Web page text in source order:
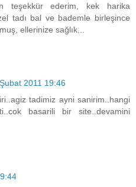
teşekkür ederim, kek harika
tadı bal ve bademle birleşince
ellerinize sağlık...
2011 19:46
tadimiz ayni sanirim..hangi
basarili bir site..devamini